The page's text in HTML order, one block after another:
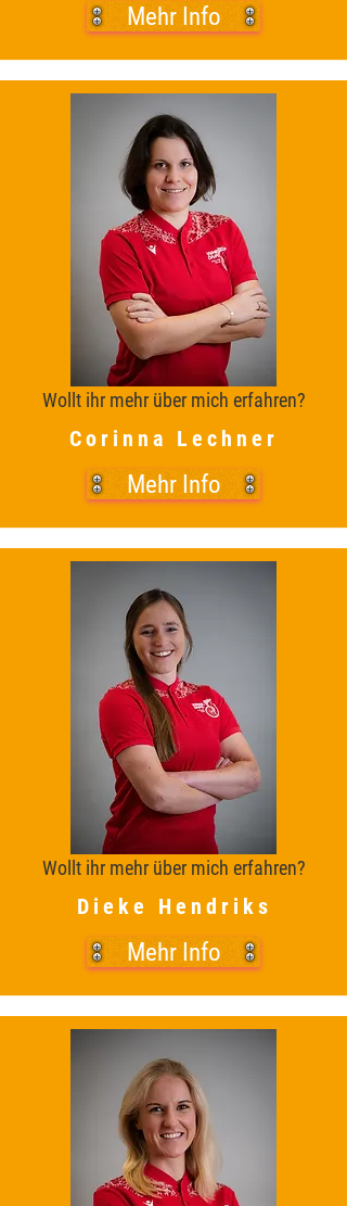
Mehr Info
Wollt ihr mehr über mich erfahren?
Corinna Lechner
Mehr Info
Wollt ihr mehr über mich erfahren?
Dieke Hendriks
Mehr Info